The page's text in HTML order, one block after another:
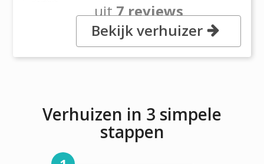
uit7 reviews
189 Rooiberg Street, N4
Gateway, 184 Pretoria
Bekijk verhuizer
Verhuizen in 3 simpele
stappen